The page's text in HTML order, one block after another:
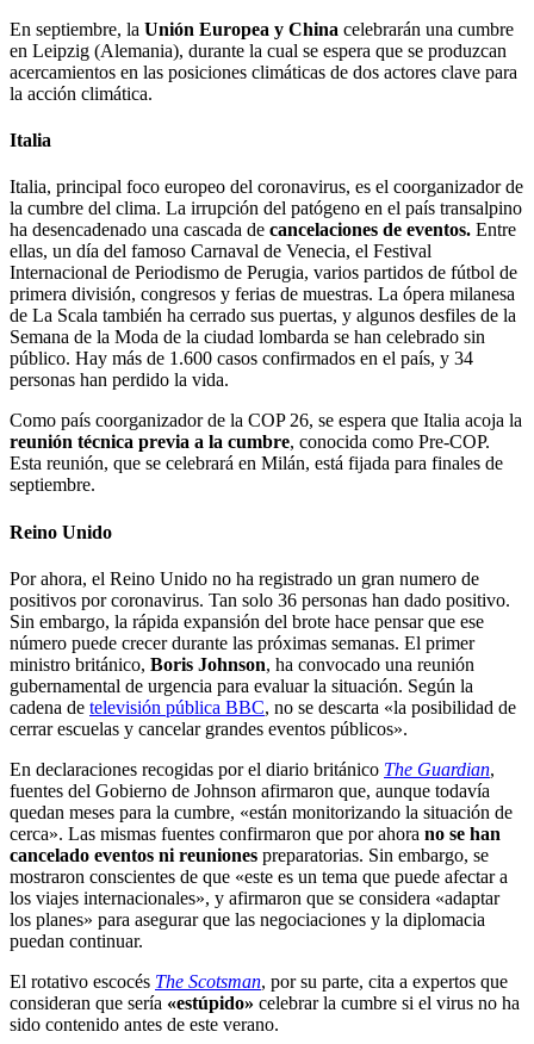
En septiembre, la Unión Europea y China celebrarán una cumbre
en Leipzig (Alemania), durante la cual se espera que se produzcan
acercamientos en las posiciones climáticas de dos actores clave para
la acción climática.
Italia
Italia, principal foco europeo del coronavirus, es el coorganizador de
la cumbre del clima. La irrupción del patógeno en el país transalpino
ha desencadenado una cascada de cancelaciones de eventos. Entre
ellas, un día del famoso Carnaval de Venecia, el Festival
Internacional de Periodismo de Perugia, varios partidos de fútbol de
primera división, congresos y ferias de muestras. La ópera milanesa
de La Scala también ha cerrado sus puertas, y algunos desfiles de la
Semana de la Moda de la ciudad lombarda se han celebrado sin
público. Hay más de 1.600 casos confirmados en el país, y 34
personas han perdido la vida.
Como país coorganizador de la COP 26, se espera que Italia acoja la
reunión técnica previa a la cumbre, conocida como Pre-COP.
Esta reunión, que se celebrará en Milán, está fijada para finales de
septiembre.
Reino Unido
Por ahora, el Reino Unido no ha registrado un gran numero de
positivos por coronavirus. Tan solo 36 personas han dado positivo.
Sin embargo, la rápida expansión del brote hace pensar que ese
número puede crecer durante las próximas semanas. El primer
ministro británico, Boris Johnson, ha convocado una reunión
gubernamental de urgencia para evaluar la situación. Según la
cadena de televisión pública BBC, no se descarta «la posibilidad de
cerrar escuelas y cancelar grandes eventos públicos».
En declaraciones recogidas por el diario británico The Guardian,
fuentes del Gobierno de Johnson afirmaron que, aunque todavía
quedan meses para la cumbre, «están monitorizando la situación de
cerca». Las mismas fuentes confirmaron que por ahora no se han
cancelado eventos ni reuniones preparatorias. Sin embargo, se
mostraron conscientes de que «este es un tema que puede afectar a
los viajes internacionales», y afirmaron que se considera «adaptar
los planes» para asegurar que las negociaciones y la diplomacia
puedan continuar.
El rotativo escocés The Scotsman, por su parte, cita a expertos que
consideran que sería «estúpido» celebrar la cumbre si el virus no ha
sido contenido antes de este verano.